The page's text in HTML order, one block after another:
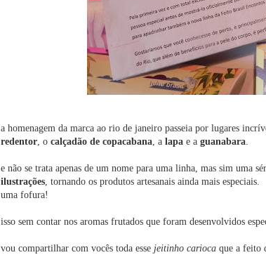
a homenagem da marca ao rio de janeiro passeia por lugares
redentor, o calçadão de copacabana, a lapa e a guanabara.
e não se trata apenas de um nome para uma linha, mas sim uma
ilustrações, tornando os produtos artesanais ainda mais especiais.
uma fofura!
isso sem contar nos aromas frutados que foram desenvolvidos
vou compartilhar com vocês toda esse jeitinho carioca que a feito